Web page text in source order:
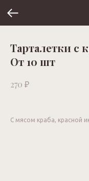
Тарталетки с
От 10 шт
270 ₽
С мясом краба, красной